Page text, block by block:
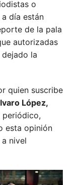
o
día están
de la pala
autorizadas
la
quien suscribe
López,
periódico,
esta opinión
nivel